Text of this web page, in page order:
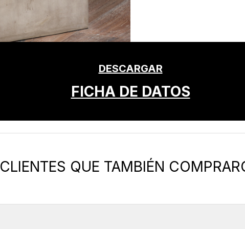
DESCARGAR
FICHA DE DATOS
CLIENTES QUE TAMBIÉN